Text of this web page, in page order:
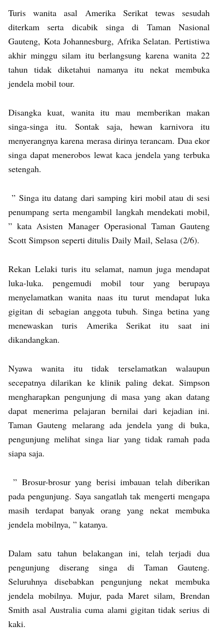
Turis wanita asal Amerika Serikat tewas sesudah
diterkam serta dicabik singa di Taman Nasional
Gauteng, Kota Johannesburg, Afrika Selatan. Pertistiwa
akhir minggu silam itu berlangsung karena wanita 22
tahun tidak diketahui namanya itu nekat membuka
jendela mobil tour.
Disangka kuat, wanita itu mau memberikan makan
singa-singa itu. Sontak saja, hewan karnivora itu
menyerangnya karena merasa dirinya terancam. Dua ekor
singa dapat menerobos lewat kaca jendela yang terbuka
setengah.
” Singa itu datang dari samping kiri mobil atau di sesi
penumpang serta mengambil langkah mendekati mobil,
” kata Asisten Manager Operasional Taman Gauteng
Scott Simpson seperti ditulis Daily Mail, Selasa (2/6).
Rekan Lelaki turis itu selamat, namun juga mendapat
luka-luka. pengemudi mobil tour yang berupaya
menyelamatkan wanita naas itu turut mendapat luka
gigitan di sebagian anggota tubuh. Singa betina yang
menewaskan turis Amerika Serikat itu saat ini
dikandangkan.
Nyawa wanita itu tidak terselamatkan walaupun
secepatnya dilarikan ke klinik paling dekat. Simpson
mengharapkan pengunjung di masa yang akan datang
dapat menerima pelajaran bernilai dari kejadian ini.
Taman Gauteng melarang ada jendela yang di buka,
pengunjung melihat singa liar yang tidak ramah pada
siapa saja.
” Brosur-brosur yang berisi imbauan telah diberikan
pada pengunjung. Saya sangatlah tak mengerti mengapa
masih terdapat banyak orang yang nekat membuka
jendela mobilnya, ” katanya.
Dalam satu tahun belakangan ini, telah terjadi dua
pengunjung diserang singa di Taman Gauteng.
Seluruhnya disebabkan pengunjung nekat membuka
jendela mobilnya. Mujur, pada Maret silam, Brendan
Smith asal Australia cuma alami gigitan tidak serius di
kaki.